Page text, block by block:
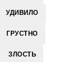
УДИВИЛО
ГРУСТНО
ЗЛОСТЬ